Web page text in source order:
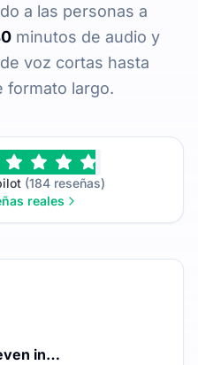
a las personas a
minutos de audio y
voz cortas hasta
formato largo.
(184 reseñas)
reales
in…